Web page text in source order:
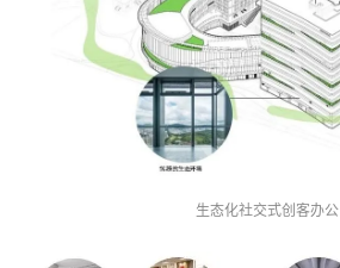
生态化社交式创客办公